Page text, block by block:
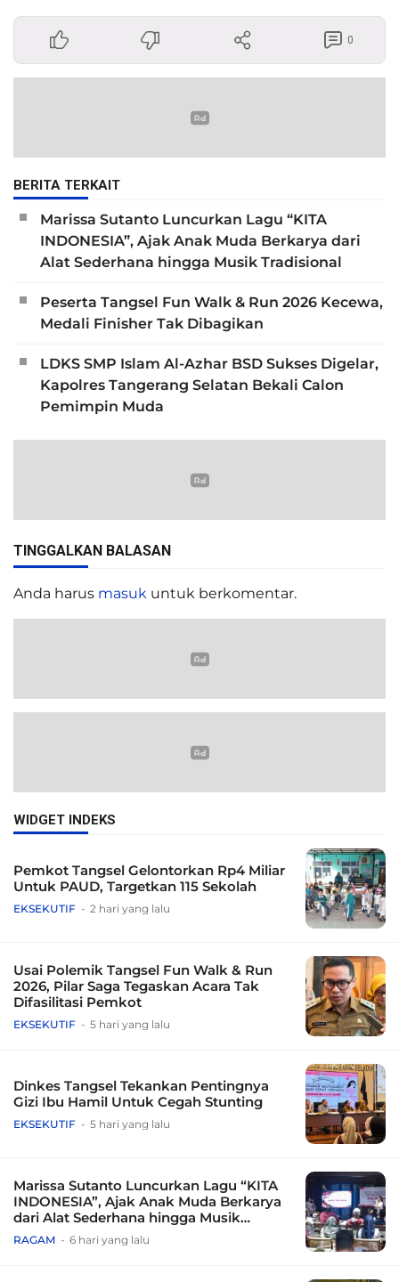
0
BERITA TERKAIT
Marissa Sutanto Luncurkan Lagu “KITA
INDONESIA”, Ajak Anak Muda Berkarya dari
Alat Sederhana hingga Musik Tradisional
Peserta Tangsel Fun Walk & Run 2026 Kecewa,
Medali Finisher Tak Dibagikan
LDKS SMP Islam Al-Azhar BSD Sukses Digelar,
Kapolres Tangerang Selatan Bekali Calon
Pemimpin Muda
TINGGALKAN BALASAN
Anda harus masuk untuk berkomentar.
WIDGET INDEKS
Pemkot Tangsel Gelontorkan Rp4 Miliar
Untuk PAUD, Targetkan 115 Sekolah
EKSEKUTIF 2 hari yang lalu
Usai Polemik Tangsel Fun Walk & Run
2026, Pilar Saga Tegaskan Acara Tak
Difasilitasi Pemkot
EKSEKUTIF 5 hari yang lalu
Dinkes Tangsel Tekankan Pentingnya
Gizi Ibu Hamil Untuk Cegah Stunting
EKSEKUTIF 5 hari yang lalu
Marissa Sutanto Luncurkan Lagu “KITA
INDONESIA”, Ajak Anak Muda Berkarya
dari Alat Sederhana hingga Musik
Tradisional
RAGAM 6 hari yang lalu